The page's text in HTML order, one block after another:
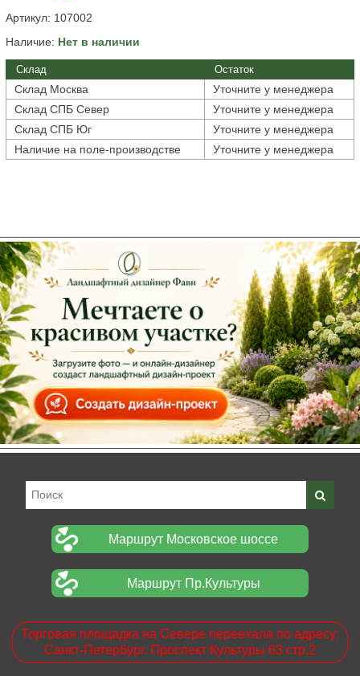
Артикул: 107002
Наличие: Нет в наличии
Склад Остаток
Склад Москва
Уточните у менеджера
Склад СПБ Север
Уточните у менеджера
Склад СПБ Юг
Уточните у менеджера
Наличие на поле-производстве
Уточните у менеджера
Маршрут Московское шоссе
Маршрут Пр.Культуры
Торговая площадка на Севере переехала по адресу:
Санкт-Петербург. Проспект Культуры 63 стр.2